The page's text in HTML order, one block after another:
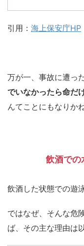
引用： 海上保安庁HP
万が一、事故に遭っ
でいなかったら命だ
んてことにもなりか
飲酒での
飲酒した状態での遊
ではなぜ、そんな危
ば、その主な理由は